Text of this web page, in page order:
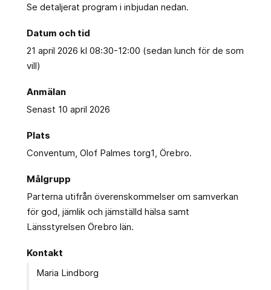
Se detaljerat program i inbjudan nedan.
Datum och tid
21 april 2026 kl 08:30-12:00 (sedan lunch för de som
vill)
Anmälan
Senast 10 april 2026
Plats
Conventum, Olof Palmes torg1, Örebro.
Målgrupp
Parterna utifrån överenskommelser om samverkan
för god, jämlik och jämställd hälsa samt
Länsstyrelsen Örebro län.
Kontakt
Maria Lindborg